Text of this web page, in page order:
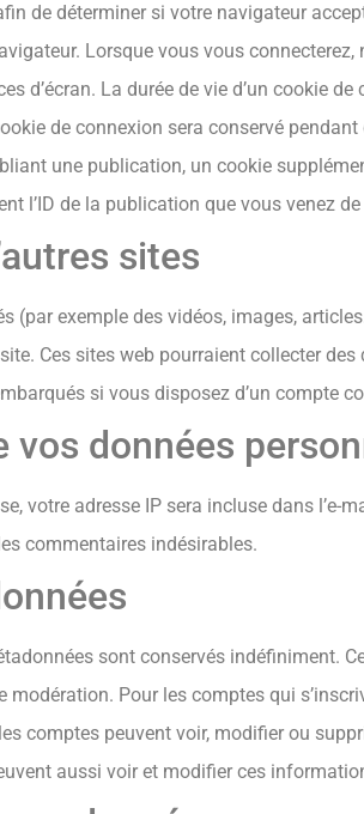
de déterminer si votre navigateur
Lorsque vous vous
La durée de vie d’un cookie de
de connexion sera conservé
une publication, un cookie
l’ID de la publication que vous venez
sites
(par exemple des vidéos, images,
Ces sites web pourraient collecter
si vous disposez d’un compte
données
votre adresse IP sera incluse dans
commentaires indésirables.
sont conservés indéfiniment.
Pour les comptes qui
comptes peuvent voir, modifier ou
aussi voir et modifier ces